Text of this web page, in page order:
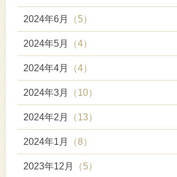
2024年6月 （5）
2024年5月 （4）
2024年4月 （4）
2024年3月 （10）
2024年2月 （13）
2024年1月 （8）
2023年12月 （5）